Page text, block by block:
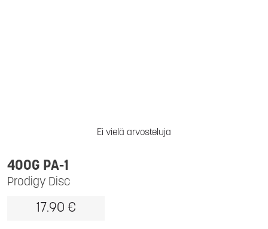
Ei vielä arvosteluja
Prodigy Disc
400G PA-1
17.90 €